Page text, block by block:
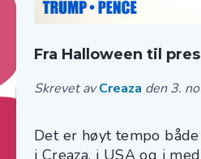
Fra Halloween til
Skrevet avCreaza den 3.
Det er høyt tempo
i Creaza, i USA og i